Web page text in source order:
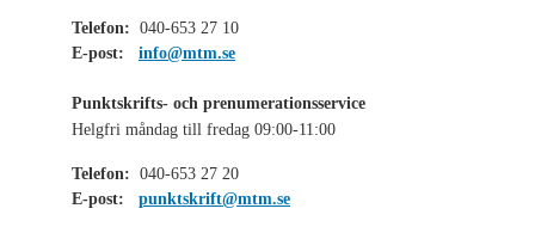
Telefon: 040-653 27 10
E-post:
info@mtm.se
Punktskrifts- och prenumerationsservice
Helgfri måndag till fredag 09:00-11:00
Telefon: 040-653 27 20
E-post:
punktskrift@mtm.se